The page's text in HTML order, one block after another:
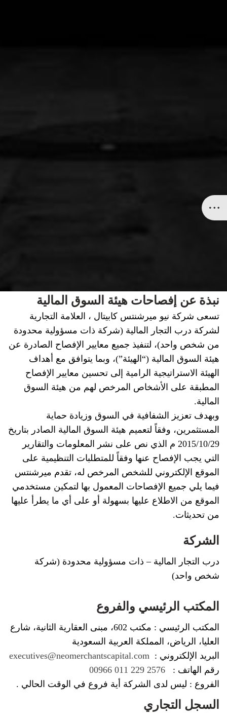
نبذة عن إفصاحات هيئة السوق المالية
تسعى شركة نيو ميرشنتس كابيتال ، العلامة التجارية
لشركة درب التجار المالية (شركة ذات مسؤولية محدودة
من شخص واحد)، لتنفيذ جميع معايير الإفصاح الصادرة عن
هيئة السوق المالية (“الهيئة”)، وبما يتوافق مع أهداف
الهيئة الاستراتيجية الرامية إلى تحسين معايير الإفصاح
المطبقة على الأشخاص المرخص لهم من هيئة السوق
المالية.
وبهدف تعزيز الشفافية في السوق وزيادة حماية
المستثمرين، وفقاً لتعميم هيئة السوق المالية الصادر بتاريخ
2015/10/29 م الذي نص على نشر المعلومات والتقارير
التي يجب الإفصاح عنها وفقاً للمتطلبات التنظيمية على
الموقع الإلكتروني للشخص المرخص له، تقدم ميرشنتس
فيما يلي جميع الإفصاحات المعمول بها لتمكين مستخدمي
الموقع من الاطلاع عليها بسهولة أو على أي ما يطرأ عليها
من تحديثات.
الشركة
درب التجار المالية – ذات مسؤولية محدودة (شركة
شخص واحد)
المكتب الرئيسي والفروع
المكتب الرئيسي : مكتب 602، مبنى العقارية الثانية، شارع
العليا، الرياض، المملكة العربية السعودية
البريد الإلكتروني : executives@neomerchantscapital.com
رقم الهاتف :
الفروع : ليس لدى الشركة أية فروع في الوقت الحالي .
السجل التجاري